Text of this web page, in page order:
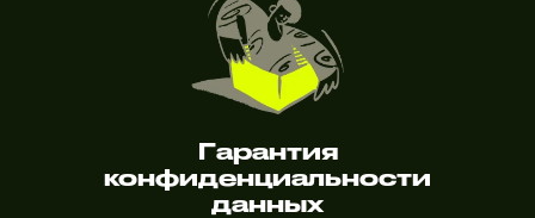
Гарантия
конфиденциальности
данных